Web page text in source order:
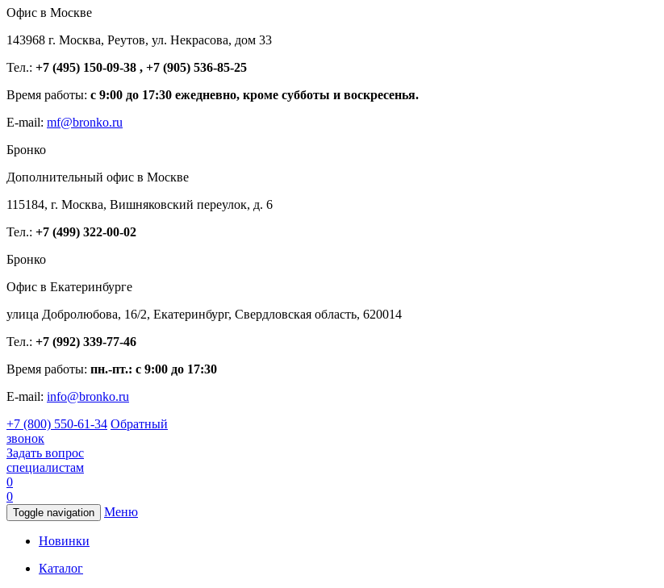
Офис в Москве
143968 г. Москва, Реутов, ул. Некрасова, дом 33
Тел.: +7 (495) 150-09-38 , +7 (905) 536-85-25
Время работы: с 9:00 до 17:30 ежедневно, кроме субботы и воскресенья.
E-mail: mf@bronko.ru
Бронко
Дополнительный офис в Москве
115184, г. Москва, Вишняковский переулок, д. 6
Тел.: +7 (499) 322-00-02
Бронко
Офис в Екатеринбурге
улица Добролюбова, 16/2, Екатеринбург, Свердловская область, 620014
Тел.: +7 (992) 339-77-46
Время работы: пн.-пт.: с 9:00 до 17:30
E-mail: info@bronko.ru
+7 (800) 550-61-34 Обратный
звонок
Задать вопрос
специалистам
0
0
Toggle navigation Меню
Новинки
Каталог